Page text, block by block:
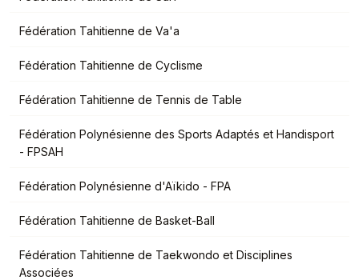
Fédération Tahitienne de Va'a
Fédération Tahitienne de Cyclisme
Fédération Tahitienne de Tennis de Table
Fédération Polynésienne des Sports Adaptés et Handisport
- FPSAH
Fédération Polynésienne d'Aïkido - FPA
Fédération Tahitienne de Basket-Ball
Fédération Tahitienne de Taekwondo et Disciplines
Associées